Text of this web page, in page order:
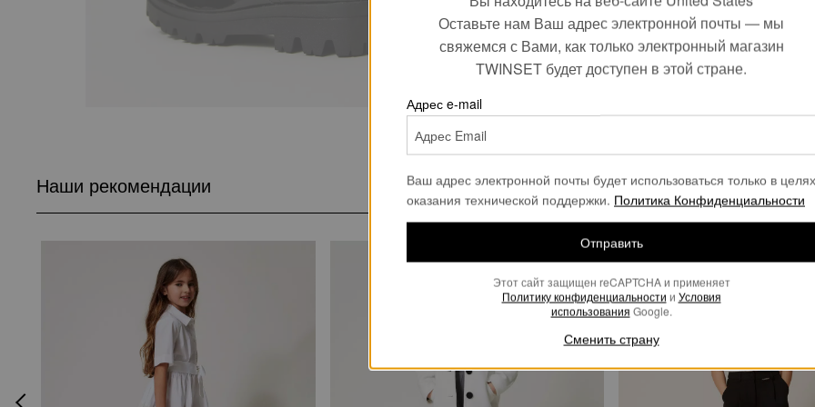
Наши рекомендации
Оставьте нам Ваш адрес электронной почты — мы
свяжемся с Вами, как только электронный магазин
TWINSET будет доступен в этой стране.
Адрес e-mail
Ваш адрес электронной почты будет использоваться только в целях
оказания технической поддержки. Политика Конфиденциальности
Отправить
Этот сайт защищен reCAPTCHA и применяет
Политику конфиденциальности и Условия
использования Google.
Сменить страну